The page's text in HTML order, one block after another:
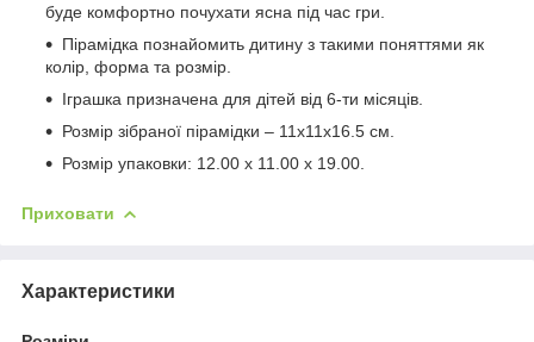
буде комфортно почухати ясна під час гри.
Пірамідка познайомить дитину з такими поняттями як
колір, форма та розмір.
Іграшка призначена для дітей від 6-ти місяців.
Розмір зібраної пірамідки – 11х11х16.5 см.
Розмір упаковки: 12.00 х 11.00 х 19.00.
Приховати
Характеристики